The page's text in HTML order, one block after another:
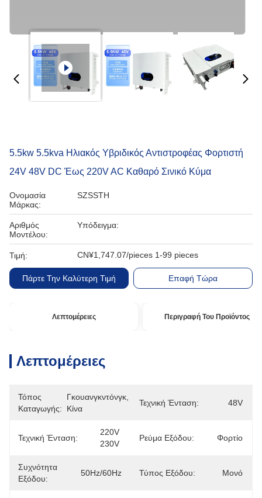
5.5kw 5.5kva Ηλιακός Υβριδικός Αντιστροφέας Φορτιστή
24V 48V DC Έως 220V AC Καθαρό Σινικό Κύμα
Ονομασία
Μάρκας:
SZSSTH
Αριθμός
Μοντέλου:
Υπόδειγμα:
Τιμή: CN¥1,747.07/pieces 1-99 pieces
Πάρτε Την Καλύτερη Τιμή Επαφή Τώρα
Λεπτομέρειες Περιγραφή Του Προϊόντος
Λεπτομέρειες
Τόπος
Καταγωγής:
Γκουανγκντόνγκ,
Κίνα
Τεχνική Ένταση: 48V
Τεχνική Ένταση:
220V
230V
Ρεύμα Εξόδου: Φορτίο
Συχνότητα
Εξόδου:
50Hz/60Hz Τύπος Εξόδου: Μονό